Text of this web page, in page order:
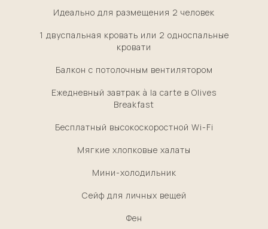
Идеально для размещения 2 человек
1 двуспальная кровать или 2 односпальные
кровати
Балкон с потолочным вентилятором
Ежедневный завтрак à la carte в Olives
Breakfast
Бесплатный высокоскоростной Wi-Fi
Мягкие хлопковые халаты
Мини-холодильник
Сейф для личных вещей
Фен